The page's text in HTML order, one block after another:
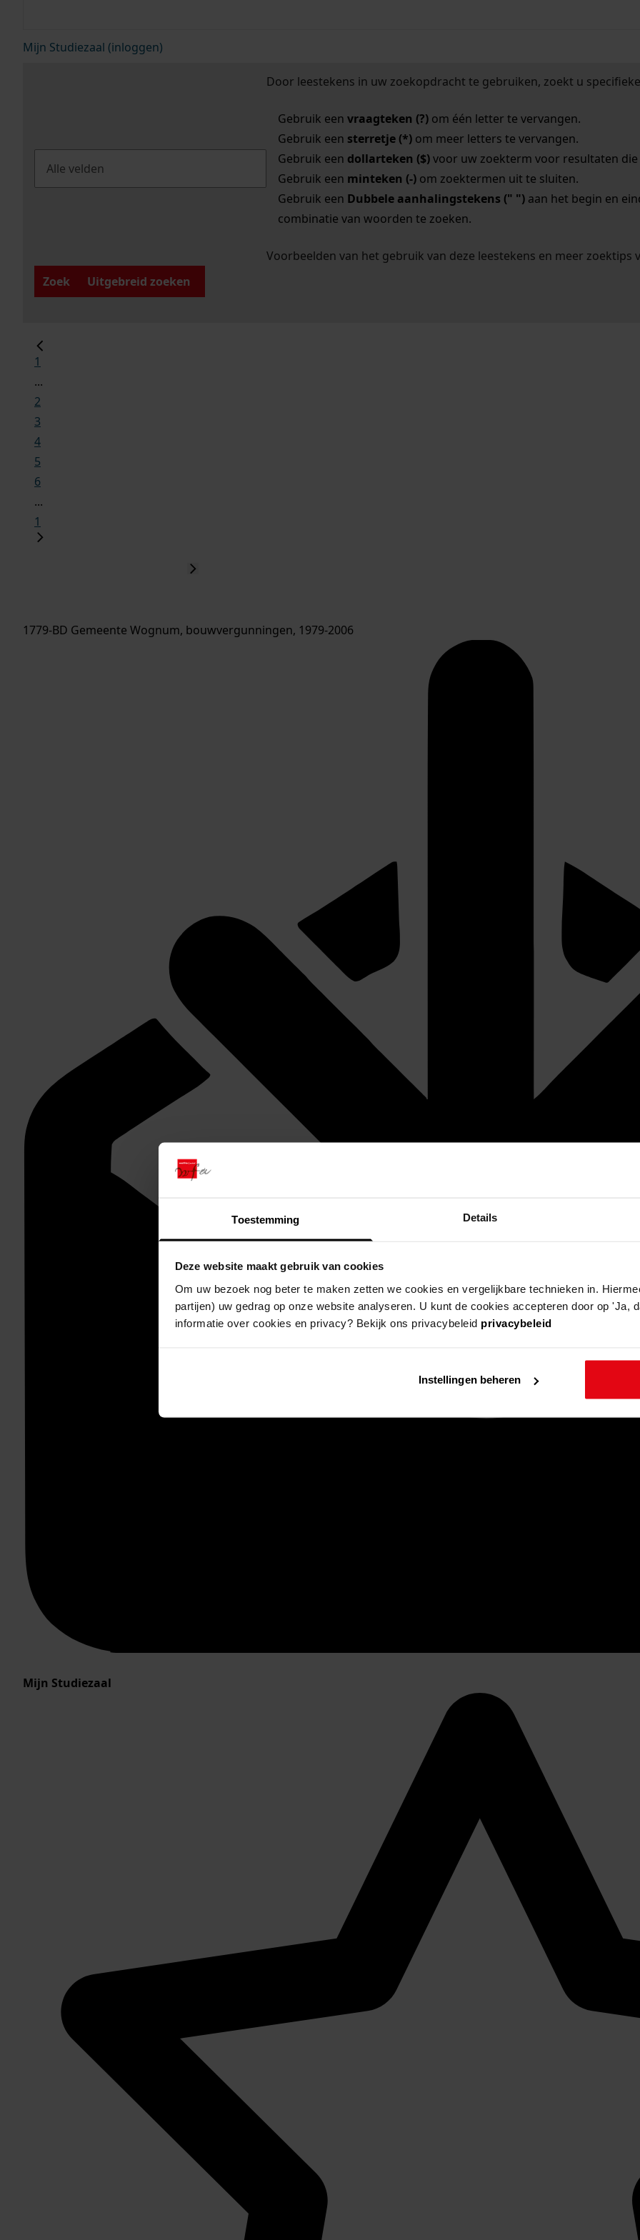
Toestemming Details
Deze website maakt gebruik van cookies
Om uw bezoek nog beter te maken zetten we cookies en vergelijkbare technieken in.
partijen) uw gedrag op onze website analyseren. U kunt de cookies accepteren door op 'Ja,
informatie over cookies en privacy? Bekijk ons privacybeleid privacybeleid
Instellingen beheren
Mijn Studiezaal (inloggen)
Door leestekens in uw zoekopdracht te gebruiken, zoekt u
Gebruik een vraagteken (?)om één letter te vervangen.
Gebruik een sterretje (*)om meer letters te vervangen.
Gebruik een dollarteken ($)voor uw zoekterm voor resultaten die
Gebruik een minteken (-)om zoektermen uit te sluiten.
Gebruik een Dubbele aanhalingstekens (" ")aan het begin en
combinatie van woorden te zoeken.
Voorbeelden van het gebruik van deze leestekens en meer zoektips
Zoek
Uitgebreid zoeken
1
...
2
3
4
5
6
...
1
1779-BD Gemeente Wognum, bouwvergunningen, 1979-2006
Mijn Studiezaal